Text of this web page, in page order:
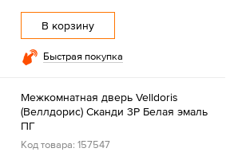
В корзину
Быстрая покупка
Межкомнатная дверь Velldoris
(Веллдорис) Сканди 3P Белая эмаль
ПГ
Код товара: 157547